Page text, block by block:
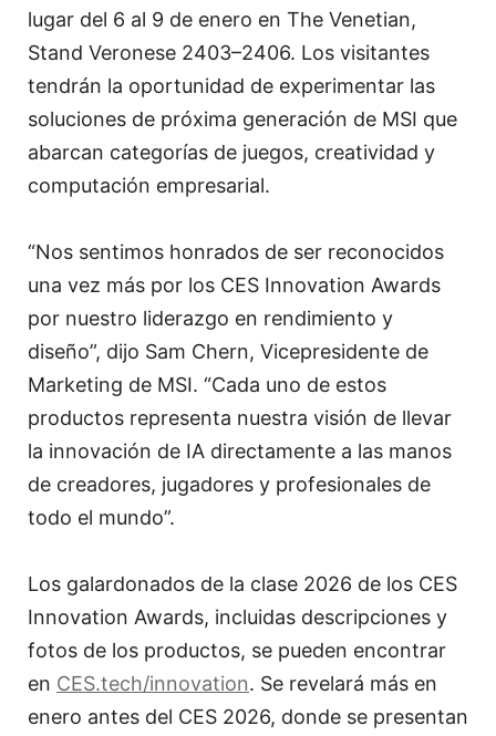
lugar del 6 al 9 de enero en The Venetian,
Stand Veronese 2403–2406. Los visitantes
tendrán la oportunidad de experimentar las
soluciones de próxima generación de MSI que
abarcan categorías de juegos, creatividad y
computación empresarial.
“Nos sentimos honrados de ser reconocidos
una vez más por los CES Innovation Awards
por nuestro liderazgo en rendimiento y
diseño”, dijo Sam Chern, Vicepresidente de
Marketing de MSI. “Cada uno de estos
productos representa nuestra visión de llevar
la innovación de IA directamente a las manos
de creadores, jugadores y profesionales de
todo el mundo”.
Los galardonados de la clase 2026 de los CES
Innovation Awards, incluidas descripciones y
fotos de los productos, se pueden encontrar
en CES.tech/innovation. Se revelará más en
enero antes del CES 2026, donde se presentan